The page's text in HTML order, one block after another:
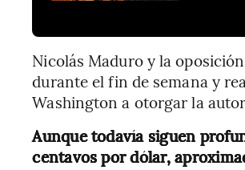
Nicolás Maduro y la
durante el fin de semana y
Washington a otorgar la
Aunque todavía siguen
centavos por dólar,